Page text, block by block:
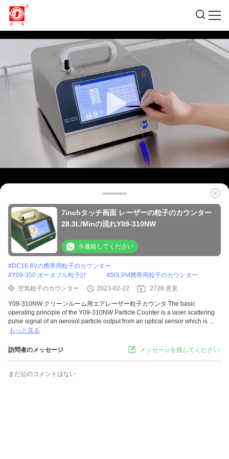
7inchタッチ画面 レーザーの粒子のカウンター
28.3L/Minの流れY09-310NW
今連絡してください
#DC16.8Vの携帯用粒子のカウンター
#Y09-350 ポータブル粒子計 #50LPM携帯用粒子のカウンター
空気粒子のカウンター
2023-02-22 2728 意見
Y09-310NW クリーンルーム用エアレーザー粒子カウンタ The basic
operating principle of the Y09-310NW Particle Counter is a laser scattering
pulse signal of an aerosol particle output from an optical sensor which is ...
もっと見る
訪問者のメッセージ メッセージを残してください.
まだ公のコメントはない